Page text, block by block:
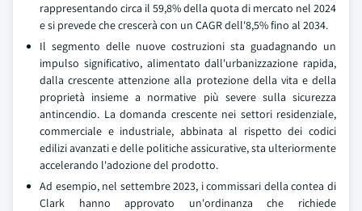
rappresentando circa il 59,8% della quota di mercato nel 2024
e si prevede che crescerà con un CAGR dell'8,5% fino al 2034.
Il segmento delle nuove costruzioni sta guadagnando un
impulso significativo, alimentato dall'urbanizzazione rapida,
dalla crescente attenzione alla protezione della vita e della
proprietà insieme a normative più severe sulla sicurezza
antincendio. La domanda crescente nei settori residenziale,
commerciale e industriale, abbinata al rispetto dei codici
edilizi avanzati e delle politiche assicurative, sta ulteriormente
accelerando l'adozione del prodotto.
Ad esempio, nel settembre 2023, i commissari della contea di
Clark hanno approvato un'ordinanza che richiede